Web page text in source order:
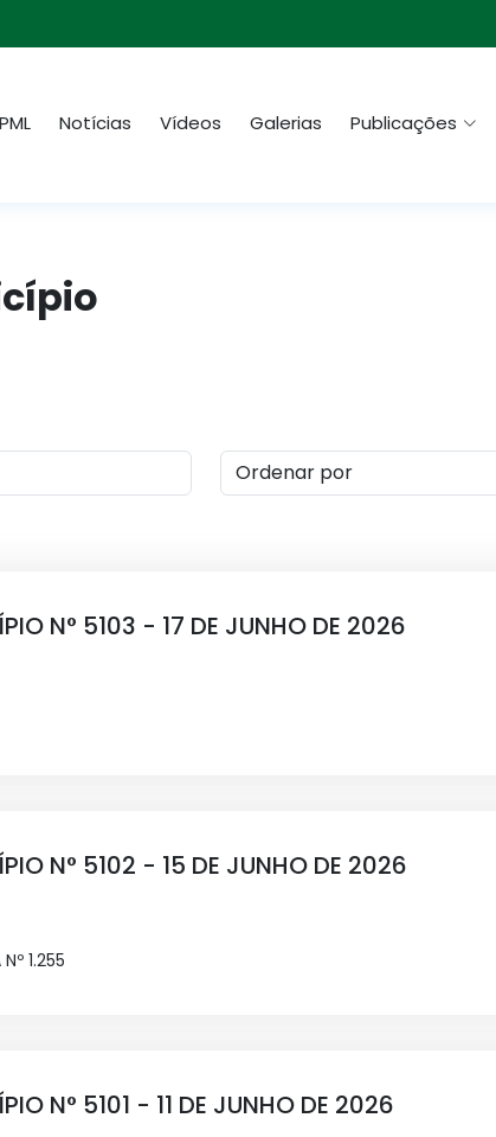
Notícias Vídeos Galerias Publicações
N° 5103 - 17 DE JUNHO DE 2026
N° 5102 - 15 DE JUNHO DE 2026
1.255
N° 5101 - 11 DE JUNHO DE 2026